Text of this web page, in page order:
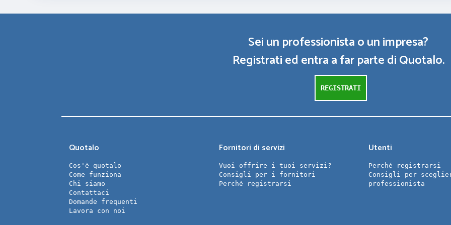
Sei un professionista o un impresa?
Registrati ed entra a far parte di Quotalo.
REGISTRATI
Quotalo
Cos'è quotalo
Come funziona
Chi siamo
Contattaci
Domande frequenti
Lavora con noi
Fornitori di servizi
Vuoi offrire i tuoi servizi?
Consigli per i fornitori
Perché registrarsi
Utenti
Perché registrarsi
Consigli per
professionista